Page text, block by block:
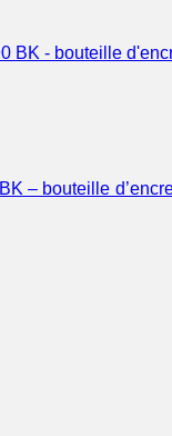
– bouteille